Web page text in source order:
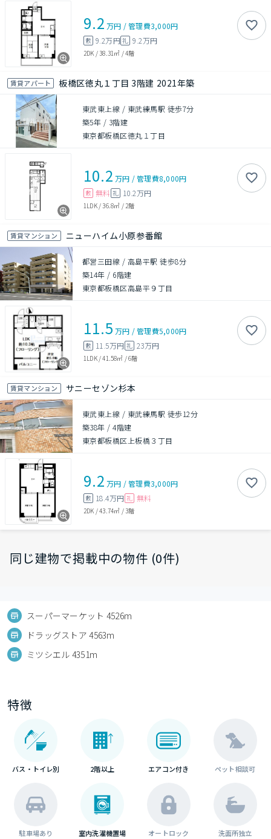
9.2 万円 /管理費3,000円
敷 9.2万円礼 9.2万円
2DK /38.31㎡ /4階
賃貸アパート 板橋区徳丸１丁目 3階建 2021年築
東武東上線 / 東武練馬駅 徒歩7分
築5年 / 3階建
東京都板橋区徳丸１丁目
10.2 万円 /管理費8,000円
敷 無料 礼 10.2万円
1LDK/36.8㎡ / 2階
賃貸マンション ニューハイム小原参番館
都営三田線 / 高島平駅 徒歩8分
築14年 / 6階建
東京都板橋区高島平９丁目
11.5 万円 /管理費5,000円
敷 11.5万円 礼 23万円
1LDK/41.58㎡ /6階
賃貸マンション サニーセゾン杉本
東武東上線 / 東武練馬駅 徒歩12分
築38年 /4階建
東京都板橋区上板橋３丁目
9.2 万円 /管理費3,000円
敷 18.4万円 礼 無料
2DK /43.74㎡ /3階
同じ建物で掲載中の物件 (0件)
スーパーマーケット 4526m
ドラッグストア 4563m
ミツシエル 4351m
特徴
バス・トイレ別 2階以上 エアコン付き ペット相談可
駐車場あり 室内洗濯機置場 オートロック 洗面所独立